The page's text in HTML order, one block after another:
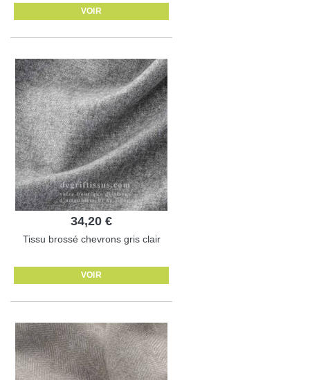
VOIR
34,20 €
Tissu brossé chevrons gris clair
VOIR